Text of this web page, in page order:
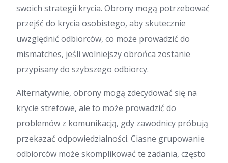
swoich strategii krycia. Obrony mogą potrzebować
przejść do krycia osobistego, aby skutecznie
uwzględnić odbiorców, co może prowadzić do
mismatches, jeśli wolniejszy obrońca zostanie
przypisany do szybszego odbiorcy.
Alternatywnie, obrony mogą zdecydować się na
krycie strefowe, ale to może prowadzić do
problemów z komunikacją, gdy zawodnicy próbują
przekazać odpowiedzialności. Ciasne grupowanie
odbiorców może skomplikować te zadania, często